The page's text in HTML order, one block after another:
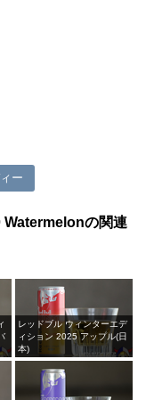
ー
Watermelonの関連
レッドブル ウィンターエデ
ィション 2025 アップル(日
本)